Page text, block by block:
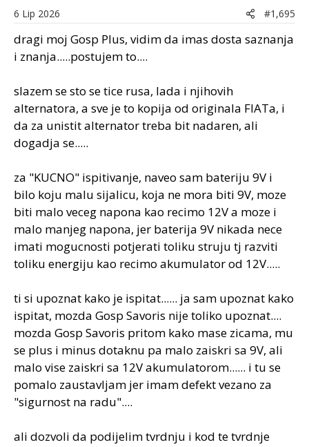
6 Lip 2026 #1,695
dragi moj Gosp Plus, vidim da imas dosta saznanja
i znanja.....postujem to....
slazem se sto se tice rusa, lada i njihovih
alternatora, a sve je to kopija od originala FIATa, i
da za unistit alternator treba bit nadaren, ali
dogadja se.....
za "KUCNO" ispitivanje, naveo sam bateriju 9V i
bilo koju malu sijalicu, koja ne mora biti 9V, moze
biti malo veceg napona kao recimo 12V a moze i
malo manjeg napona, jer baterija 9V nikada nece
imati mogucnosti potjerati toliku struju tj razviti
toliku energiju kao recimo akumulator od 12V.....
ti si upoznat kako je ispitat...... ja sam upoznat kako
ispitat, mozda Gosp Savoris nije toliko upoznat....
mozda Gosp Savoris pritom kako mase zicama, mu
se plus i minus dotaknu pa malo zaiskri sa 9V, ali
malo vise zaiskri sa 12V akumulatorom...... i tu se
pomalo zaustavljam jer imam defekt vezano za
"sigurnost na radu"....
ali dozvoli da podijelim tvrdnju i kod te tvrdnje